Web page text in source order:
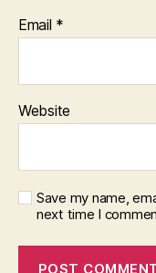
Email *
Website
Save my name,
next time I